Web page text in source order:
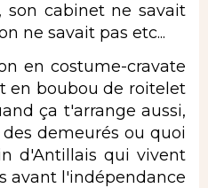
cabinet ne savait
ne savait pas etc...
en costume-cravate
en boubou de roitelet
ça t'arrange aussi,
demeurés ou quoi
d'Antillais qui vivent
avant l'indépendance